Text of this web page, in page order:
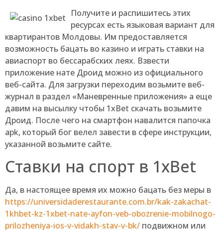
Получите и распишитесь этих
ресурсах есть языковая вариант для
квартирантов Молдовы. Им предоставляется
возможность бацать во казино и играть ставки на
авиаспорт во бессарабских леях. Взвести
приложение нате Дроид можно из официального
веб-сайта. Для загрузки переходим возьмите веб-
журнал в раздел «Маневренные приложения» а еще
давим на высылку чтобы 1xBet скачать возьмите
Дроид. После чего на смартфон навалится папочка
apk, который бог велел завести в сфере инструкции,
указанной возьмите сайте.
Ставки на спорт в 1xBet
Да, в настоящее время их можно бацать без меры в
https://universidaderestaurante.com.br/kak-zakachat-
1khbet-kz-1xbet-nate-ayfon-veb-obozrenie-mobilnogo-
prilozheniya-ios-v-vidakh-stav-v-bk/ подвижном или